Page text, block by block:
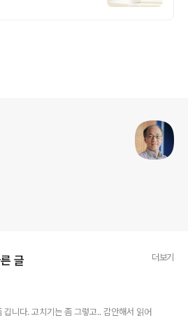
글 더보기
니다. 고치기는 좀 그렇고.. 감안해서 읽어